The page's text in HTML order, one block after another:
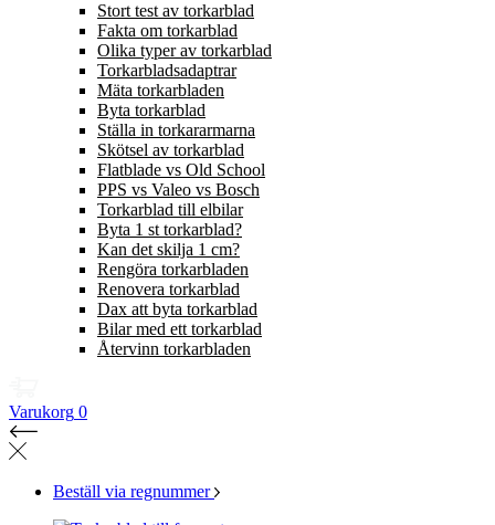
Stort test av torkarblad
Fakta om torkarblad
Olika typer av torkarblad
Torkarbladsadaptrar
Mäta torkarbladen
Byta torkarblad
Ställa in torkararmarna
Skötsel av torkarblad
Flatblade vs Old School
PPS vs Valeo vs Bosch
Torkarblad till elbilar
Byta 1 st torkarblad?
Kan det skilja 1 cm?
Rengöra torkarbladen
Renovera torkarblad
Dax att byta torkarblad
Bilar med ett torkarblad
Återvinn torkarbladen
Varukorg 0
Beställ via regnummer